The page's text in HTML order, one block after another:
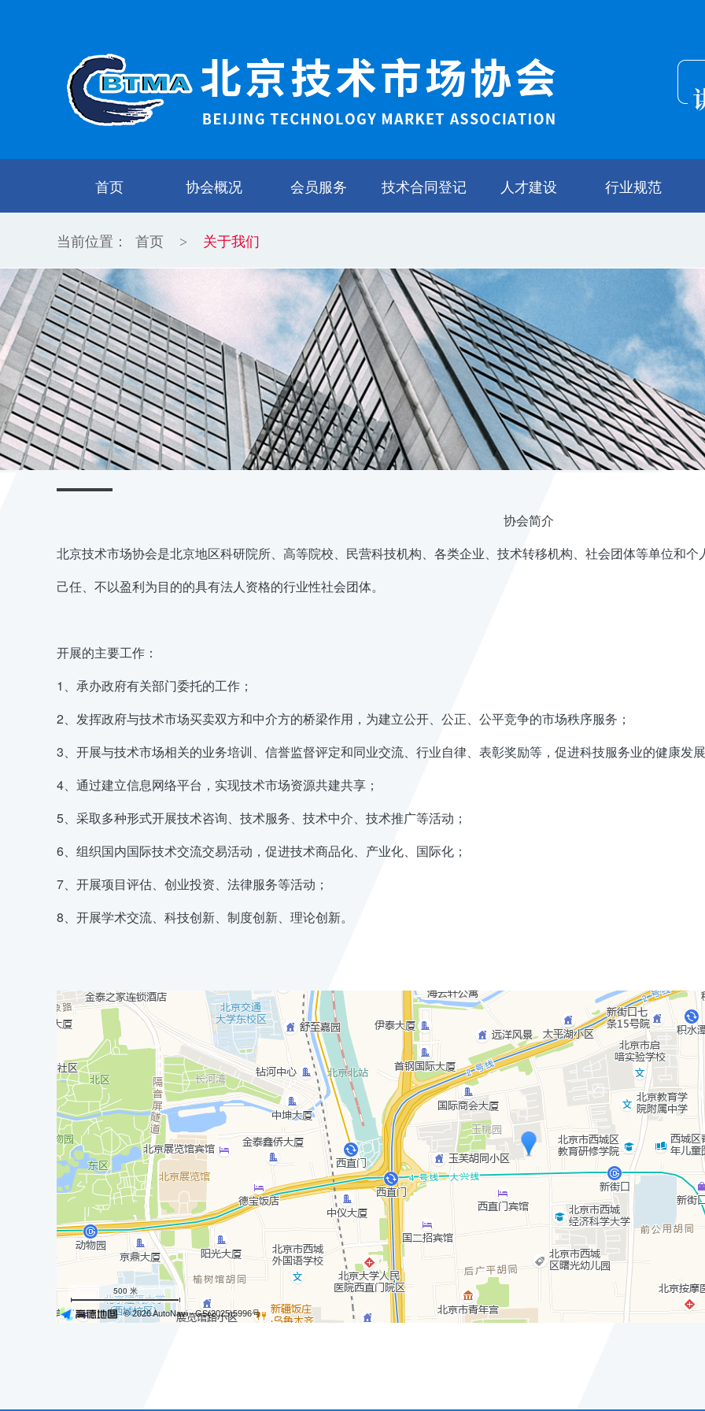
首页 协会概况 会员服务 技术合同登记 人才建设 行业规范
当前位置： 首页 > 关于我们
协会简介
北京技术市场协会是北京地区科研院所、高等院校、民营科技机构、各类企业、技术转移机构、社会团体等单位和
己任、不以盈利为目的的具有法人资格的行业性社会团体。
开展的主要工作：
1、承办政府有关部门委托的工作；
2、发挥政府与技术市场买卖双方和中介方的桥梁作用，为建立公开、公正、公平竞争的市场秩序服务；
3、开展与技术市场相关的业务培训、信誉监督评定和同业交流、行业自律、表彰奖励等，促进科技服务业的健康发
4、通过建立信息网络平台，实现技术市场资源共建共享；
5、采取多种形式开展技术咨询、技术服务、技术中介、技术推广等活动；
6、组织国内国际技术交流交易活动，促进技术商品化、产业化、国际化；
7、开展项目评估、创业投资、法律服务等活动；
8、开展学术交流、科技创新、制度创新、理论创新。
500 米
© 2026 AutoNavi- GS(2025)5996号